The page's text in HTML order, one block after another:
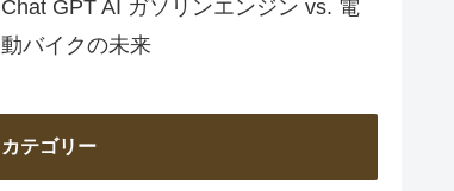
Chat GPT AI ガソリンエンジン vs. 電
動バイクの未来
カテゴリー